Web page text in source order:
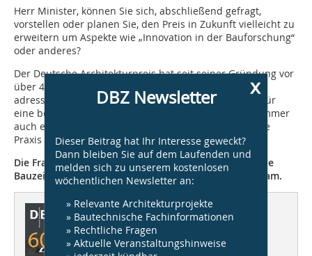
Herr Minister, können Sie sich, abschließend gefragt,
vorstellen oder planen Sie, den Preis in Zukunft vielleicht zu
erweitern um Aspekte wie „Innovation in der Bauforschung“
oder anderes?
Der Deutsche Architekturpreis hat seit seiner Gründung vor
über 40 Jahren immer vorbildliche, realisierte Bauten
adressiert. Wir zeichnen Bauherren und Architekten für
eine besonders gelungene Realisierung aus. Das ist immer
auch ein Stück weit Innovation und angewandte, in die
Praxis umgesetzte Forschung.
Die Fragen stellten die Redaktionen von DBZ Deutsche
Bauzeitschrift und Bauwelt im Februar 2013 gemeinsam.
Dieser Artikel erschien in
DBZ 03/2013
x
DBZ Newsletter
Dieser Beitrag hat Ihr Interesse geweckt?
Dann bleiben Sie auf dem Laufenden und
melden sich zu unserem kostenlosen
wöchentlichen Newsletter an:
» Relevante Architekturprojekte
» Bautechnische Fachinformationen
» Rechtliche Fragen
» Aktuelle Veranstaltungshinweise